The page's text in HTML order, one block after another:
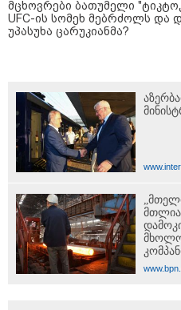
მცხოვრები ბათუმელი
UFC-ის სომეხ მებრძოლს და
უპასუხა ცარუკიანმა?